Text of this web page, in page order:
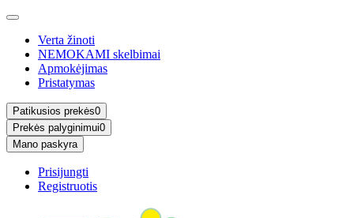
Verta žinoti
NEMOKAMI skelbimai
Apmokėjimas
Pristatymas
Patikusios prekės0
Prekės palyginimui0
Mano paskyra
Prisijungti
Registruotis